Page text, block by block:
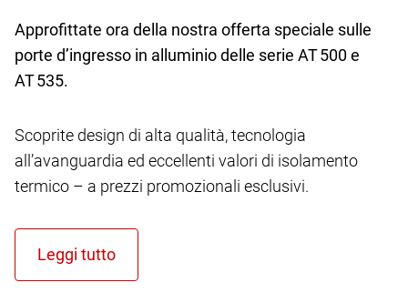
Approfittate ora della nostra offerta speciale sulle
porte d’ingresso in alluminio delle serie AT 500 e
AT 535.
Scoprite design di alta qualità, tecnologia
all’avanguardia ed eccellenti valori di isolamento
termico – a prezzi promozionali esclusivi.